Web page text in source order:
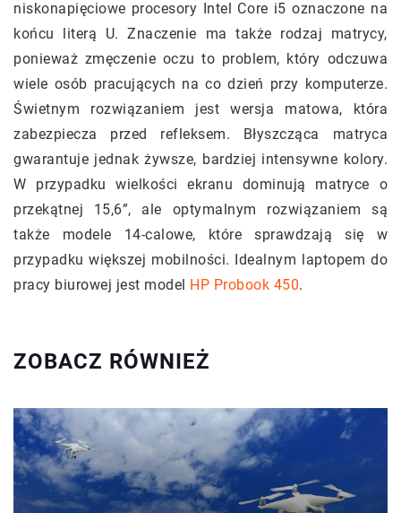
niskonapięciowe procesory Intel Core i5 oznaczone na
końcu literą U. Znaczenie ma także rodzaj matrycy,
ponieważ zmęczenie oczu to problem, który odczuwa
wiele osób pracujących na co dzień przy komputerze.
Świetnym rozwiązaniem jest wersja matowa, która
zabezpiecza przed refleksem. Błyszcząca matryca
gwarantuje jednak żywsze, bardziej intensywne kolory.
W przypadku wielkości ekranu dominują matryce o
przekątnej 15,6”, ale optymalnym rozwiązaniem są
także modele 14-calowe, które sprawdzają się w
przypadku większej mobilności. Idealnym laptopem do
pracy biurowej jest model HP Probook 450.
ZOBACZ RÓWNIEŻ